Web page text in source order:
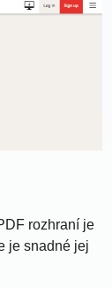
rozhraní je
je snadné jej